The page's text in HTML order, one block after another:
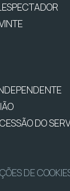
DO
DE